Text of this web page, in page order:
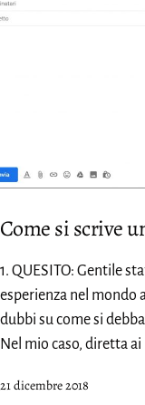
Come si scrive
1. QUESITO: Gentile
esperienza nel mondo
dubbi su come si
Nel mio caso, diretta
Pubblicato
21 dicembre 2018